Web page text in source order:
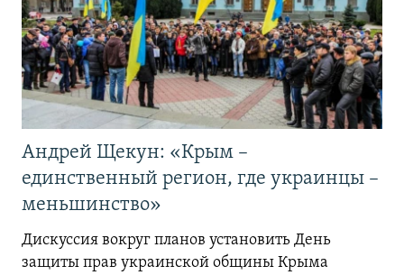
Андрей Щекун: «Крым –
единственный регион, где украинцы –
меньшинство»
Дискуссия вокруг планов установить День
защиты прав украинской общины Крыма